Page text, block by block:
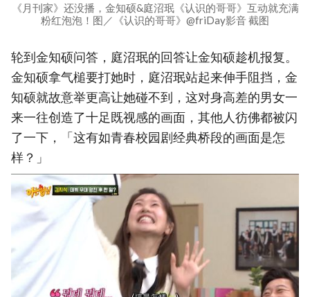
《月刊家》还没播，金知硕&庭沼珉《认识的哥哥》互动就充满
粉红泡泡！图／《认识的哥哥》@friDay影音 截图
轮到金知硕问答，庭沼珉的回答让金知硕趁机报复。
金知硕拿气槌要打她时，庭沼珉站起来伸手阻挡，金
知硕就故意举更高让她碰不到，这对身高差的男女一
来一往创造了十足既视感的画面，其他人彷佛都被闪
了一下，「这有如青春校园剧经典桥段的画面是怎
样？」